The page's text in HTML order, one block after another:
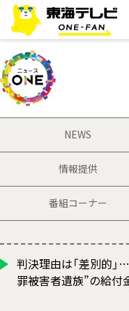
NEWS
情報提供
番組コーナー
判決理由は「差別的
罪被害者遺族”の給付